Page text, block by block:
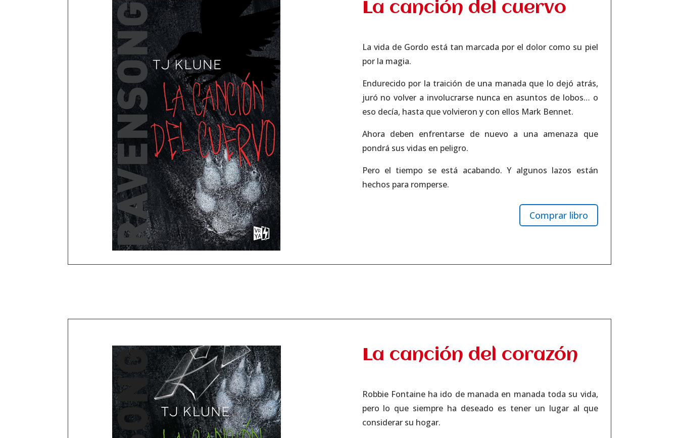
La canción del cuervo
La vida de Gordo está tan marcada por el dolor como su piel
por la magia.
Endurecido por la traición de una manada que lo dejó atrás,
juró no volver a involucrarse nunca en asuntos de lobos… o
eso decía, hasta que volvieron y con ellos Mark Bennet.
Ahora deben enfrentarse de nuevo a una amenaza que
pondrá sus vidas en peligro.
Pero el tiempo se está acabando. Y algunos lazos están
hechos para romperse.
Comprar libro
La canción del corazón
Robbie Fontaine ha ido de manada en manada toda su vida,
pero lo que siempre ha deseado es tener un lugar al que
considerar su hogar.